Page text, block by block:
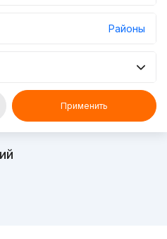
Районы
Применить